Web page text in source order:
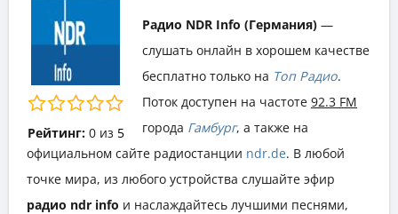
Рейтинг: 0из 5
Радио NDR Info (Германия) —
слушать онлайн в хорошем качестве
бесплатно только на Топ Радио.
Поток доступен на частоте 92.3 FM
города Гамбург, а также на
официальном сайте радиостанции ndr.de. В любой
точке мира, из любого устройства слушайте эфир
радио ndr info и наслаждайтесь лучшими песнями,